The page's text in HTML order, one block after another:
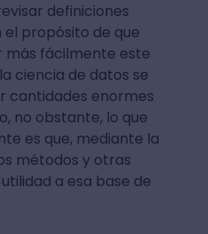
definiciones
el propósito de que
más fácilmente este
ciencia de datos se
cantidades enormes
no obstante, lo que
es que, mediante la
métodos y otras
a esa base de